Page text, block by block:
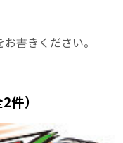
書きください。
2件）